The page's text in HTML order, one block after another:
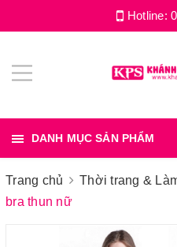
Hotline:
DANH MỤC SẢN PHẨM
Trang chủ Thời trang &
bra thun nữ